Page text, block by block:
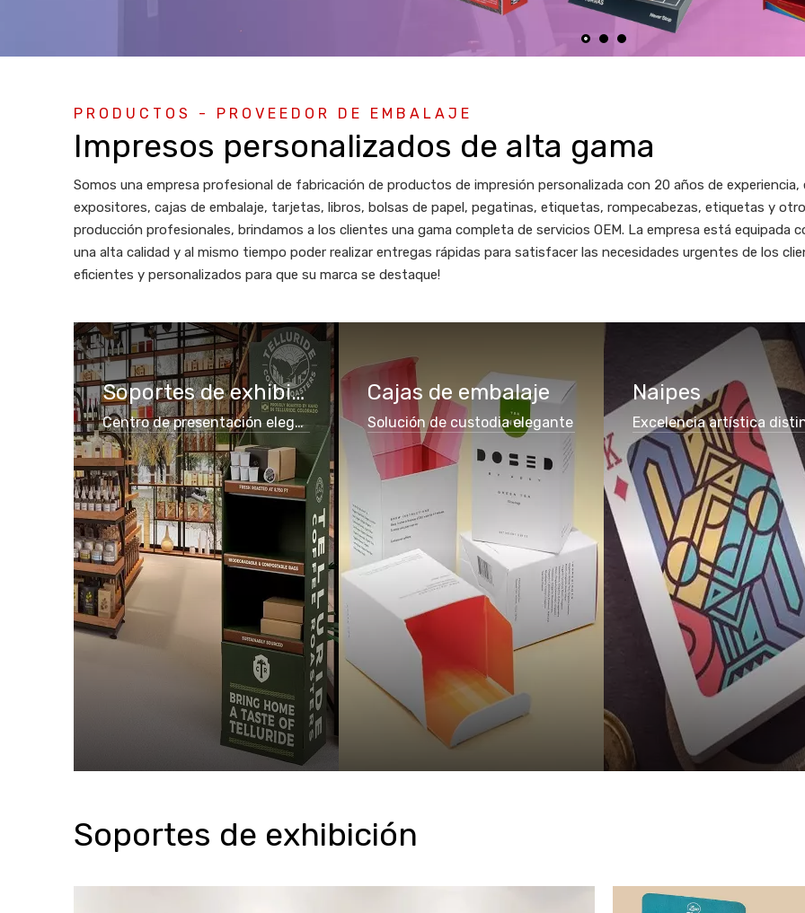
PRODUCTOS - PROVEEDOR DE EMBALAJE
Impresos personalizados de alta gama
Somos una empresa profesional de fabricación de productos de impresión personalizada con 20 años de
expositores, cajas de embalaje, tarjetas, libros, bolsas de papel, pegatinas, etiquetas, rompecabezas, etiquetas y
producción profesionales, brindamos a los clientes una gama completa de servicios OEM. La empresa está equipada
una alta calidad y al mismo tiempo poder realizar entregas rápidas para satisfacer las necesidades urgentes de los
eficientes y personalizados para que su marca se destaque!
Soportes de exhibición
Centro de presentación elegante
Cajas de embalaje
Solución de custodia elegante
Naipes
Excelencia artística
Soportes de exhibición